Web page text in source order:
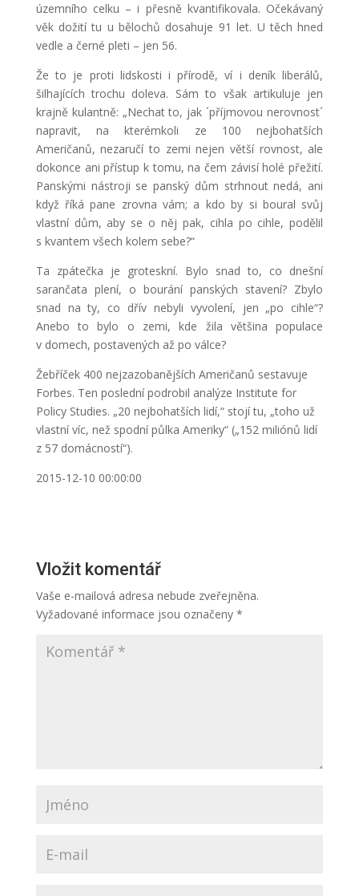
územního celku – i přesně kvantifikovala. Očekávaný
věk dožití tu u bělochů dosahuje 91 let. U těch hned
vedle a černé pleti – jen 56.
Že to je proti lidskosti i přírodě, ví i deník liberálů,
šilhajících trochu doleva. Sám to však artikuluje jen
krajně kulantně: „Nechat to, jak ´příjmovou nerovnost´
napravit, na kterémkoli ze 100 nejbohatších
Američanů, nezaručí to zemi nejen větší rovnost, ale
dokonce ani přístup k tomu, na čem závisí holé přežití.
Panskými nástroji se panský dům strhnout nedá, ani
když říká pane zrovna vám; a kdo by si boural svůj
vlastní dům, aby se o něj pak, cihla po cihle, podělil
s kvantem všech kolem sebe?“
Ta zpátečka je groteskní. Bylo snad to, co dnešní
sarančata plení, o bourání panských stavení? Zbylo
snad na ty, co dřív nebyli vyvolení, jen „po cihle“?
Anebo to bylo o zemi, kde žila většina populace
v domech, postavených až po válce?
Žebříček 400 nejzazobanějších Američanů sestavuje
Forbes. Ten poslední podrobil analýze Institute for
Policy Studies. „20 nejbohatších lidí,“ stojí tu, „toho už
vlastní víc, než spodní půlka Ameriky“ („152 miliónů lidí
z 57 domácností“).
2015-12-10 00:00:00
Vložit komentář
Vaše e-mailová adresa nebude zveřejněna.
Vyžadované informace jsou označeny *